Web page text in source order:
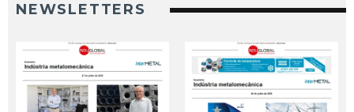
NEWSLETTERS